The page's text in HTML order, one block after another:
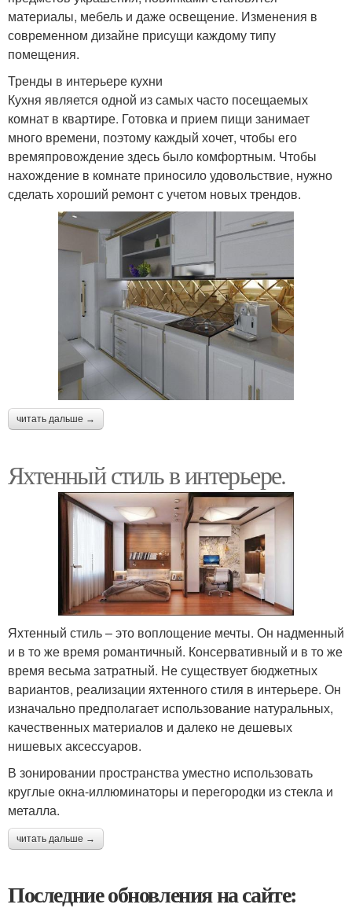
материалы, мебель и даже освещение. Изменения в
современном дизайне присущи каждому типу
помещения.
Тренды в интерьере кухни
Кухня является одной из самых часто посещаемых
комнат в квартире. Готовка и прием пищи занимает
много времени, поэтому каждый хочет, чтобы его
времяпровождение здесь было комфортным. Чтобы
нахождение в комнате приносило удовольствие, нужно
сделать хороший ремонт с учетом новых трендов.
читать дальше →
Яхтенный стиль в интерьере.
Яхтенный стиль – это воплощение мечты. Он надменный
и в то же время романтичный. Консервативный и в то же
время весьма затратный. Не существует бюджетных
вариантов, реализации яхтенного стиля в интерьере. Он
изначально предполагает использование натуральных,
качественных материалов и далеко не дешевых
нишевых аксессуаров.
В зонировании пространства уместно использовать
круглые окна-иллюминаторы и перегородки из стекла и
металла.
читать дальше →
Последние обновления на сайте: